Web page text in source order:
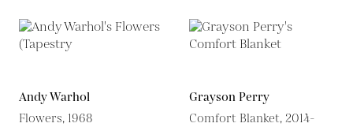
Andy Warhol
Flowers, 1968
Grayson Perry
Comfort Blanket, 2014-